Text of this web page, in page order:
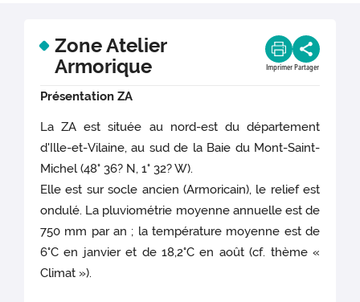
Zone Atelier
Armorique
Imprimer Partager
Présentation ZA
La ZA est située au nord-est du département
d'Ille-et-Vilaine, au sud de la Baie du Mont-Saint-
Michel (48° 36? N, 1° 32? W).
Elle est sur socle ancien (Armoricain), le relief est
ondulé. La pluviométrie moyenne annuelle est de
750 mm par an ; la température moyenne est de
6°C en janvier et de 18,2°C en août (cf. thème «
Climat »).